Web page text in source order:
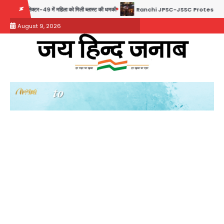
content
49 में महिला को मिली ब्लास्ट की धमकी Ranchi JPSC-JSSC Protest: 16वें दिन भी
August 9, 2026